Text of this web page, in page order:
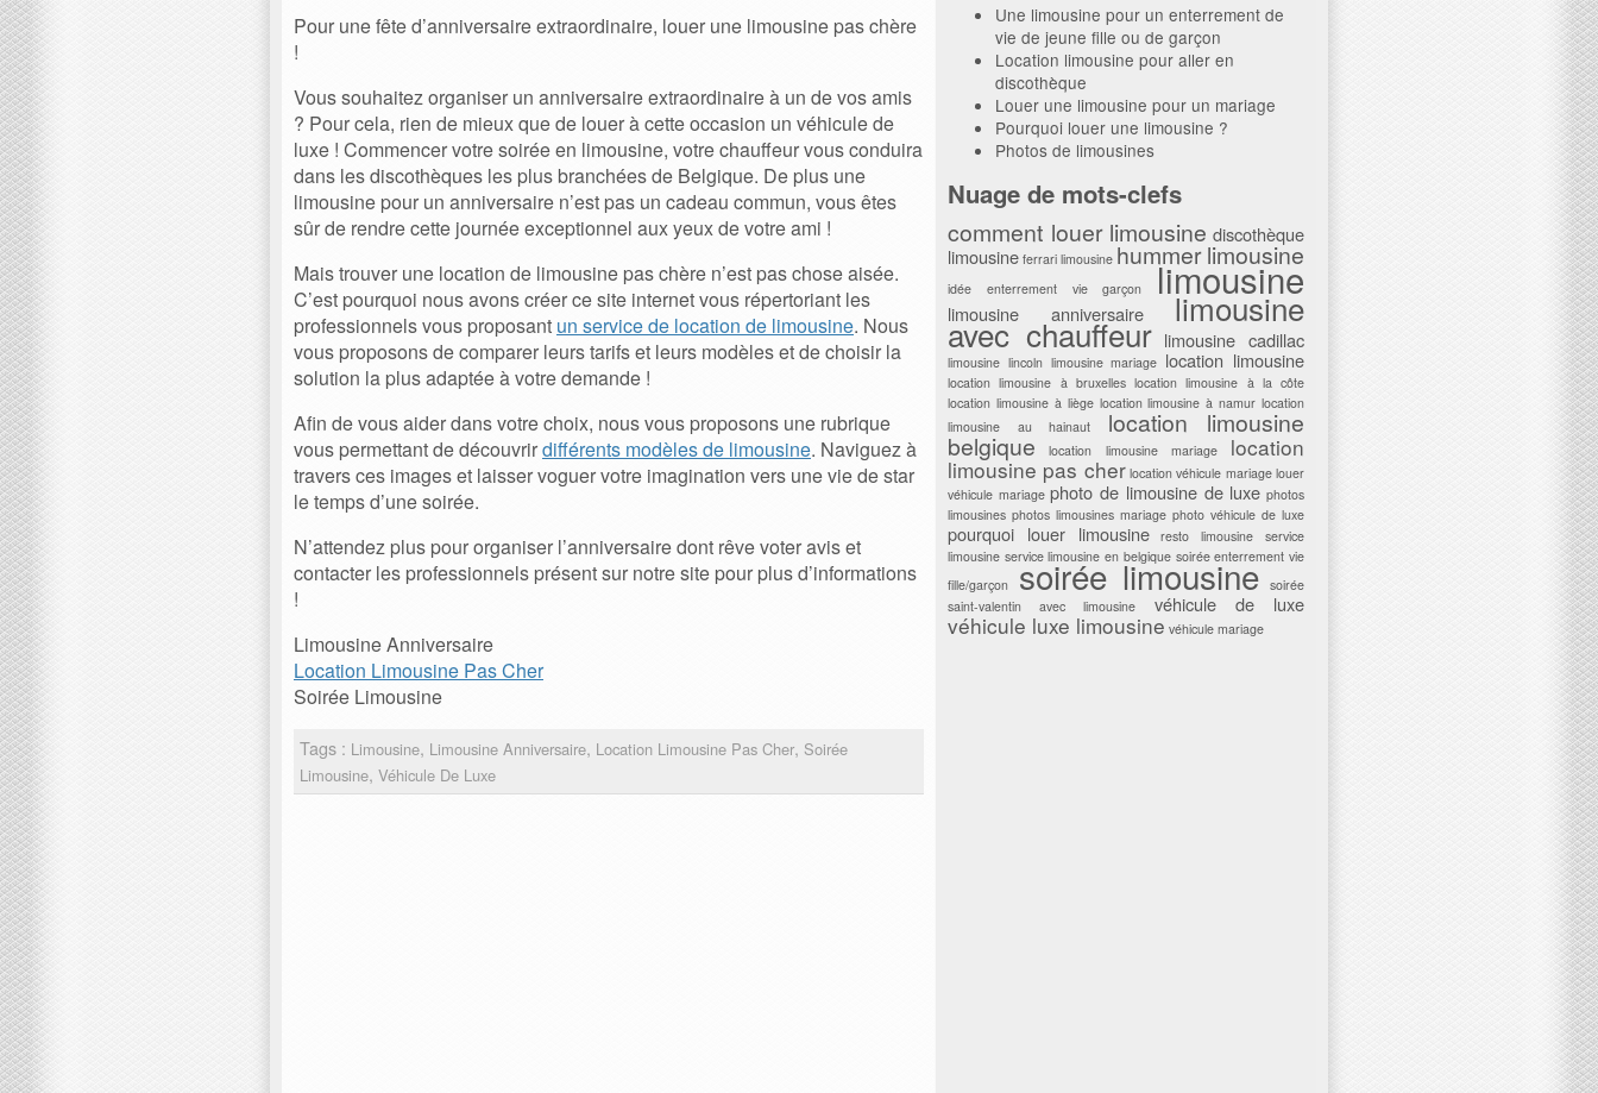
Pour une fête d’anniversaire extraordinaire, louer une limousine pas chère
!
Vous souhaitez organiser un anniversaire extraordinaire à un de vos amis
? Pour cela, rien de mieux que de louer à cette occasion un véhicule de
luxe ! Commencer votre soirée en limousine, votre chauffeur vous conduira
dans les discothèques les plus branchées de Belgique. De plus une
limousine pour un anniversaire n’est pas un cadeau commun, vous êtes
sûr de rendre cette journée exceptionnel aux yeux de votre ami !
Mais trouver une location de limousine pas chère n’est pas chose aisée.
C’est pourquoi nous avons créer ce site internet vous répertoriant les
professionnels vous proposant un service de location de limousine. Nous
vous proposons de comparer leurs tarifs et leurs modèles et de choisir la
solution la plus adaptée à votre demande !
Afin de vous aider dans votre choix, nous vous proposons une rubrique
vous permettant de découvrirdifférents modèles de limousine. Naviguez à
travers ces images et laisser voguer votre imagination vers une vie de star
le temps d’une soirée.
N’attendez plus pour organiser l’anniversaire dont rêve voter avis et
contacter les professionnels présent sur notre site pour plus d’informations
!
Limousine Anniversaire
Location Limousine Pas Cher
Soirée Limousine
Tags : Limousine, Limousine Anniversaire, Location Limousine Pas Cher, Soirée
Limousine, Véhicule De Luxe
Une limousine pour un enterrement de
vie de jeune fille ou de garçon
Location limousine pour aller en
discothèque
Louer une limousine pour un mariage
Pourquoi louer une limousine ?
Photos de limousines
Nuage de mots-clefs
comment louer limousine discothèque
limousine ferrari limousine hummer limousine
idée enterrement vie garçon limousine
limousine anniversaire limousine
avec chauffeur limousine cadillac
limousine lincoln limousine mariage location limousine
location limousine à bruxelles location limousine à la côte
location limousine à liège location limousine à namur location
limousine au hainaut
location limousine
belgique location limousine mariage location
limousine pas cher location véhicule mariage louer
véhicule mariage photo de limousine de luxe photos
limousines photos limousines mariage photo véhicule de luxe
pourquoi louer limousine resto limousine
service
limousine service limousine en belgique soirée enterrement vie
fille/garçon soirée limousine
soirée
saint-valentin avec limousine
véhicule de luxe
véhicule luxe limousine véhicule mariage